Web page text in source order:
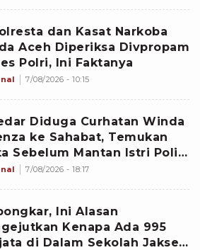
dan Kasat Narkoba
Aceh Diperiksa Divpropam
Polri, Ini Faktanya
7/08/2026 - 10:15
Diduga Curhatan Winda
ke Sahabat, Temukan
Sebelum Mantan Istri Polisi
Tewas
7/08/2026 - 18:17
Ini Alasan
Kenapa Ada 995
di Dalam Sekolah Jaksel